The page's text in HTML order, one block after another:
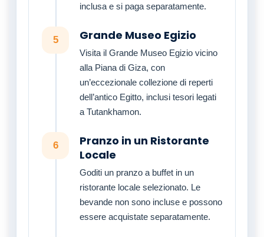
inclusa e si paga separatamente.
5 Grande Museo Egizio
Visita il Grande Museo Egizio vicino
alla Piana di Giza, con
un’eccezionale collezione di reperti
dell’antico Egitto, inclusi tesori legati
a Tutankhamon.
6
Pranzo in un Ristorante
Locale
Goditi un pranzo a buffet in un
ristorante locale selezionato. Le
bevande non sono incluse e possono
essere acquistate separatamente.